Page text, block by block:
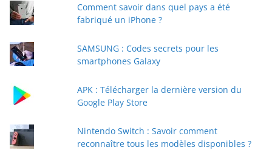
Comment savoir dans quel pays a été
fabriqué un iPhone ?
SAMSUNG : Codes secrets pour les
smartphones Galaxy
APK : Télécharger la dernière version du
Google Play Store
Nintendo Switch : Savoir comment
reconnaître tous les modèles disponibles ?